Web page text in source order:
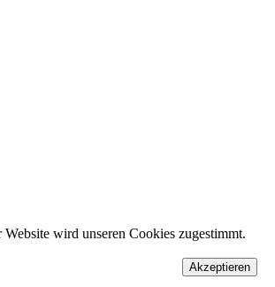
wird unseren Cookies zugestimmt.
Akzeptieren